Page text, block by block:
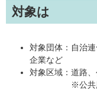
対象は
対象団体：自治
企業など
対象区域：道路
※公共用地以